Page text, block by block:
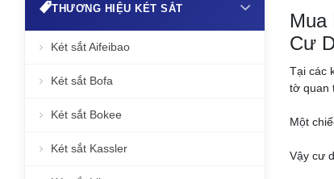
THƯƠNG HIỆU KÉT SẮT
Két sắt Aifeibao
Két sắt Bofa
Két sắt Bokee
Két sắt Kassler
Mua
Cư
Tại các
tờ quan
Một
Vậy cư